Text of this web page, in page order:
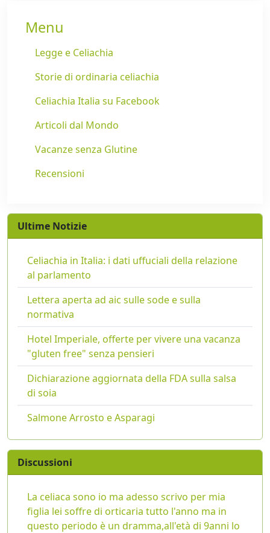
Menu
Legge e Celiachia
Storie di ordinaria celiachia
Celiachia Italia su Facebook
Articoli dal Mondo
Vacanze senza Glutine
Recensioni
Ultime Notizie
Celiachia in Italia: i dati uffuciali della relazione
al parlamento
Lettera aperta ad aic sulle sode e sulla
normativa
Hotel Imperiale, offerte per vivere una vacanza
"gluten free" senza pensieri
Dichiarazione aggiornata della FDA sulla salsa
di soia
Salmone Arrosto e Asparagi
Discussioni
La celiaca sono io ma adesso scrivo per mia
figlia lei soffre di orticaria tutto l'anno ma in
questo periodo è un dramma,all'età di 9anni lo